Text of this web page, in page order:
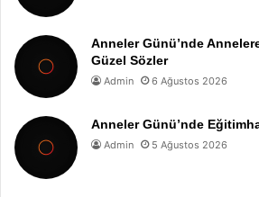
Anneler Günü’nde
Güzel Sözler
Admin 6 Ağustos 2026
Anneler Günü’nde
Admin 5 Ağustos 2026